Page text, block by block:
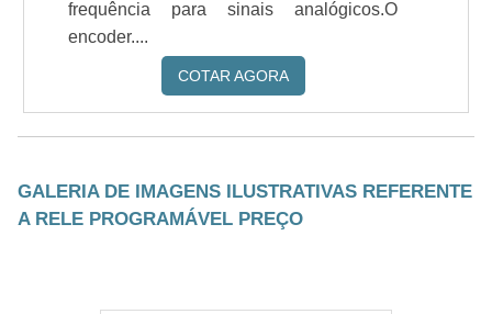
frequência para sinais analógicos.O
encoder....
COTAR AGORA
GALERIA DE IMAGENS ILUSTRATIVAS REFERENTE
A RELE PROGRAMÁVEL PREÇO